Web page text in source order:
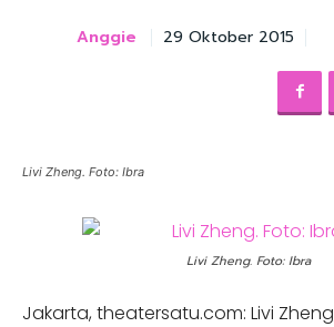
Anggie 29 Oktober 2015
Livi Zheng. Foto: Ibra
Livi Zheng. Foto: Ibra
Jakarta, theatersatu.com: Livi